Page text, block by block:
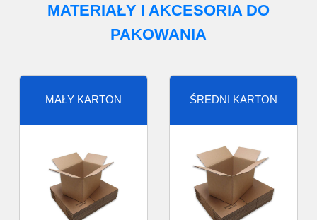
MATERIAŁY I AKCESORIA DO
PAKOWANIA
MAŁY KARTON ŚREDNI KARTON